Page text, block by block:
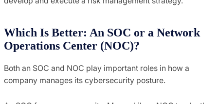
Which Is Better: An SOC or a Network
Operations Center (NOC)?
Both an SOC and NOC play important roles in how a
company manages its cybersecurity posture.